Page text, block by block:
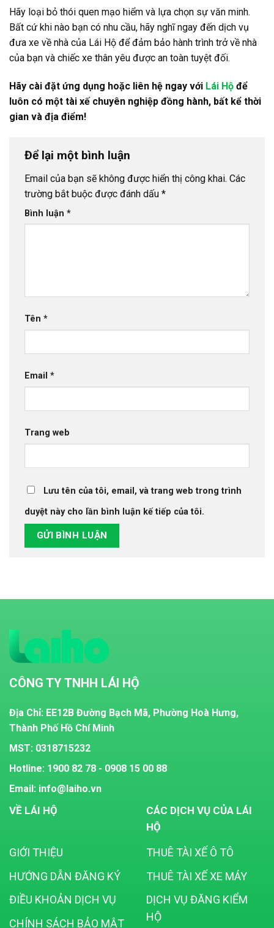
Hãy loại bỏ thói quen mạo hiểm và lựa chọn sự văn minh.
Bất cứ khi nào bạn có nhu cầu, hãy nghĩ ngay đến dịch vụ
đưa xe về nhà của Lái Hộ để đảm bảo hành trình trở về nhà
của bạn và chiếc xe thân yêu được an toàn tuyệt đối.
Hãy cài đặt ứng dụng hoặc liên hệ ngay với Lái Hộ để
luôn có một tài xế chuyên nghiệp đồng hành, bất kể thời
gian và địa điểm!
Để lại một bình luận
Email của bạn sẽ không được hiển thị công khai. Các
trường bắt buộc được đánh dấu *
Bình luận *
Tên *
Email *
Trang web
Lưu tên của tôi, email, và trang web trong trình
duyệt này cho lần bình luận kế tiếp của tôi.
CÔNG TY TNHH LÁI HỘ
Địa Chỉ: EE12B Đường Bạch Mã, Phường Hoà Hưng,
Thành Phố Hồ Chí Minh
MST: 0318715232
Hotline: 1900 82 78 - 0908 15 00 88
Email: info@laiho.vn
VỀ LÁI HỘ
GIỚI THIỆU
HƯỚNG DẪN ĐĂNG KÝ
ĐIỀU KHOẢN DỊCH VỤ
CHÍNH SÁCH BẢO MẬT
CÁC DỊCH VỤ CỦA LÁI
HỘ
THUÊ TÀI XẾ Ô TÔ
THUÊ TÀI XẾ XE MÁY
DỊCH VỤ ĐĂNG KIỂM
HỘ